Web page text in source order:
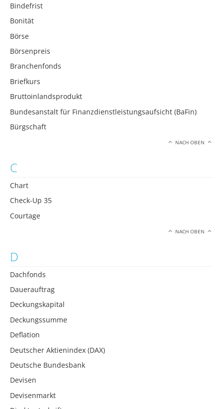
Bindefrist
Bonität
Börse
Börsenpreis
Branchenfonds
Briefkurs
Bruttoinlandsprodukt
Bundesanstalt für Finanzdienstleistungsaufsicht (BaFin)
Bürgschaft
NACH OBEN
C
Chart
Check-Up 35
Courtage
NACH OBEN
D
Dachfonds
Dauerauftrag
Deckungskapital
Deckungssumme
Deflation
Deutscher Aktienindex (DAX)
Deutsche Bundesbank
Devisen
Devisenmarkt